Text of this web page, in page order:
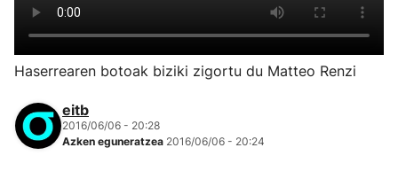
Haserrearen botoak biziki zigortu du Matteo Renzi
eitb
2016/06/06 - 20:28
Azken eguneratzea 2016/06/06 - 20:24